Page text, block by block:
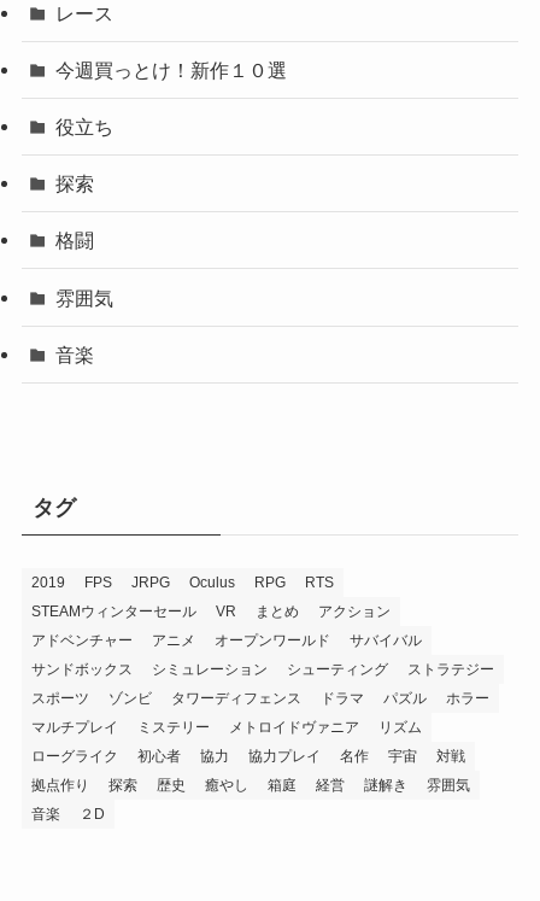
レース
今週買っとけ！新作１０選
役立ち
探索
格闘
雰囲気
音楽
タグ
2019 FPS JRPG Oculus RPG
RTS
STEAMウィンターセール
VR まとめ
アクション
アドベンチャー
アニメ オープンワールド
サバイバル
サンドボックス
シミュレーション シューティング
ストラテジー
スポーツ
ゾンビ タワーディフェンス ドラマ パズル
ホラー
マルチプレイ
ミステリー メトロイドヴァニア
リズム
ローグライク
初心者 協力 協力プレイ 名作 宇宙
対戦
拠点作り
探索 歴史 癒やし 箱庭 経営 謎解き
雰囲気
音楽
２D